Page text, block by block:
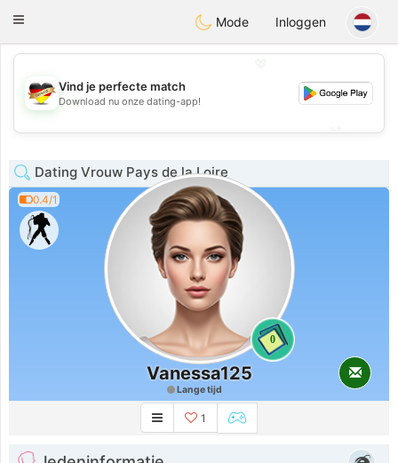
Deutsch Dating
Toggle
Mode Inloggen
💖
💕
Vind je perfecte match
Download nu onze dating-app!
Dating Vrouw Pays de la Loire
0.4/1
0
Vanessa125
Lange tijd
1